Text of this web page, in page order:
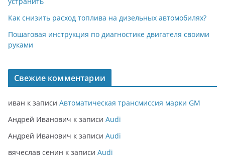
Как снизить расход топлива на дизельных автомобилях?
Пошаговая инструкция по диагностике двигателя своими
руками
Свежие комментарии
иван к записи Автоматическая трансмиссия марки GM
Андрей Иванович к записи Audi
Андрей Иванович к записи Audi
вячеслав сенин к записи Audi